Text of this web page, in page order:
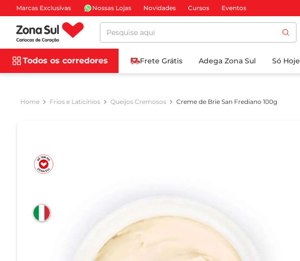
Marcas Exclusivas Nossas Lojas Novidades Cursos Eventos
Pesquise aqui
Todos os corredores Frete Grátis Adega Zona Sul Só Hoje
Frios e Laticínios Queijos Cremosos Creme de Brie San Frediano 100g